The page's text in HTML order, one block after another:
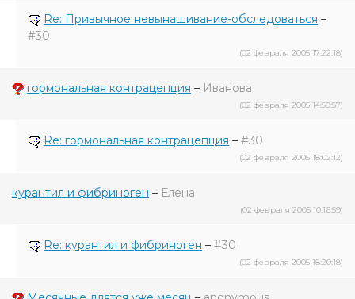
Re: Привычное невынашивание-обследоваться –
#30
(02 февраля 2005 17:22:18)
гормональная контрацепция – Иванова
(02 февраля 2005 14:50:57)
Re: гормональная контрацепция – #30
(02 февраля 2005 18:02:12)
курантил и фибриноген – Елена
(02 февраля 2005 10:16:59)
Re: курантил и фибриноген – #30
(02 февраля 2005 18:20:18)